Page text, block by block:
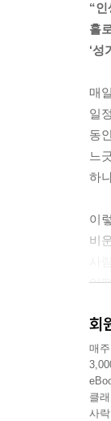
그
설
거
발
세
들
니
“
고
은
---
사
말
---
“
홀
‘성
매
일
동
느
하
이
비
어
죽
“함
아
‘
회
매
클
사